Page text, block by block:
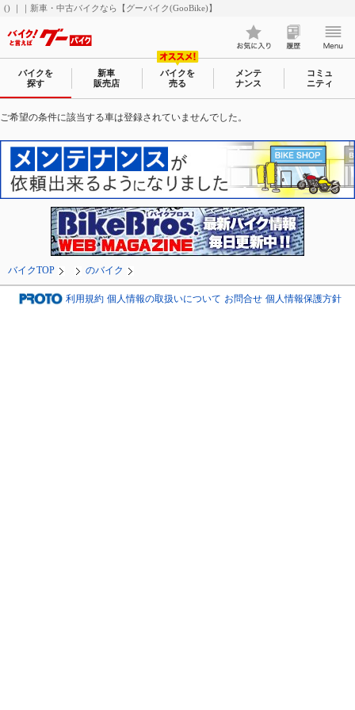
() ｜｜新車・中古バイクなら【グーバイク(GooBike)】
バイクを
探す
新車
販売店
バイクを
売る
メンテ
ナンス
コミュ
ニティ
ご希望の条件に該当する車は登録されていませんでした。
バイクTOP のバイク
利用規約 個人情報の取扱いについて お問合せ 個人情報保護方針